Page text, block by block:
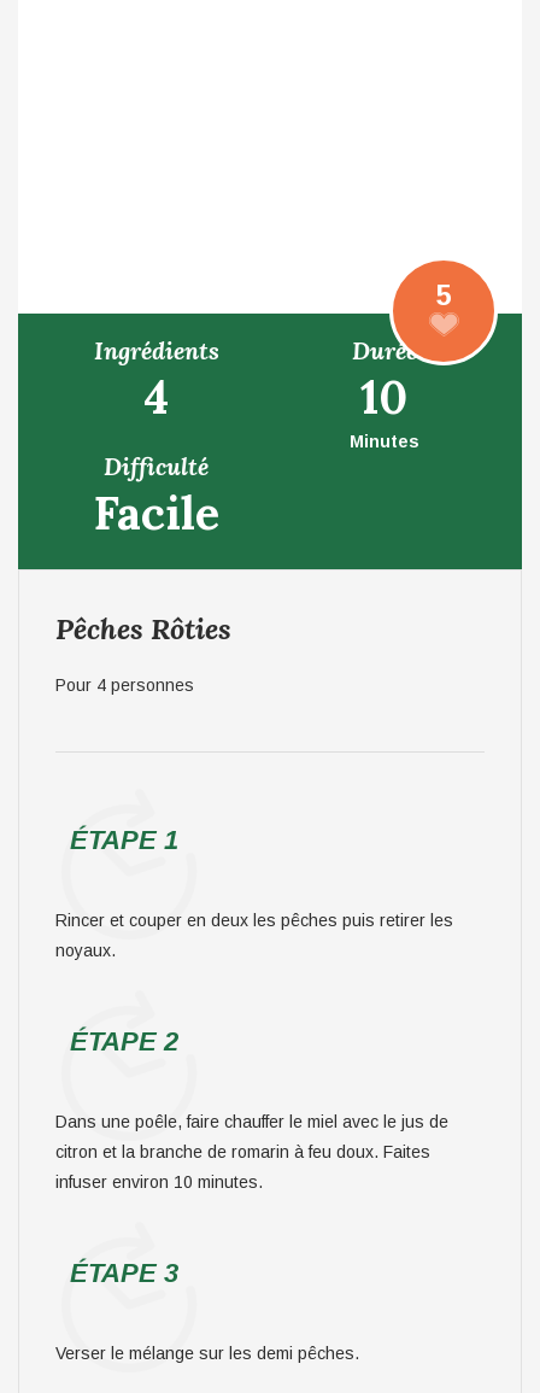
5
Ingrédients
4
Durée
10
Minutes
Difficulté
Facile
Pêches Rôties
Pour 4 personnes
ÉTAPE 1
Rincer et couper en deux les pêches puis retirer les
noyaux.
ÉTAPE 2
Dans une poêle, faire chauffer le miel avec le jus de
citron et la branche de romarin à feu doux. Faites
infuser environ 10 minutes.
ÉTAPE 3
Verser le mélange sur les demi pêches.